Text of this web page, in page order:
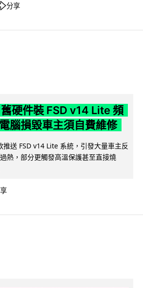
分享
硬件裝 FSD v14 Lite 頻
腦損毀車主須自費維修
送 FSD v14 Lite 系統，引發大量車主反
熱，部分更觸發高溫保護甚至直接燒